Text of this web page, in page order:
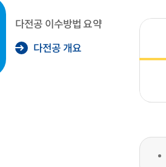
다전공 이수방법 요약
다전공 개요